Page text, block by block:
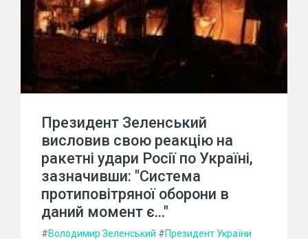
Президент Зеленський
висловив свою реакцію на
ракетні удари Росії по Україні,
зазначивши: "Система
протиповітряної оборони в
даний момент є..."
#Володимир Зеленський #Президент України